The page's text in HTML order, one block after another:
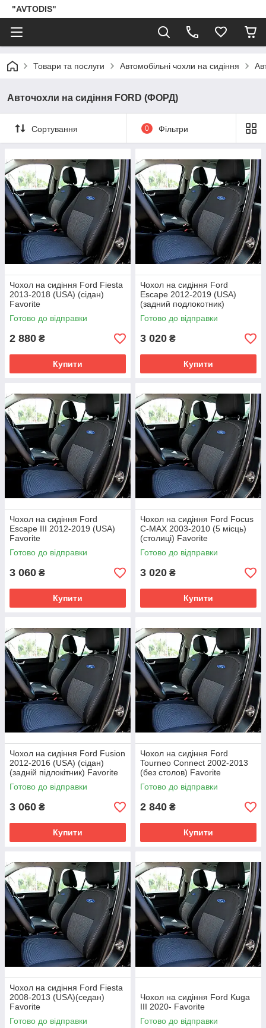
"AVTODIS"
Товари та послуги Автомобільні чохли на сидіння
Авточохли на сидіння FORD (ФОРД)
Сортування 0 Фільтри
Чохол на сидіння Ford Fiesta
2013-2018 (USA) (сідан)
Favorite
Готово до відправки
2 880 ₴
Купити
Чохол на сидіння Ford
Escape 2012-2019 (USA)
(задний подлокотник)
Favorite
Готово до відправки
3 020 ₴
Купити
Чохол на сидіння Ford
Escape III 2012-2019 (USA)
Favorite
Готово до відправки
3 060 ₴
Купити
Чохол на сидіння Ford Focus
C-MAX 2003-2010 (5 місць)
(столиці) Favorite
Готово до відправки
3 020 ₴
Купити
Чохол на сидіння Ford Fusion
2012-2016 (USA) (сідан)
(задній підлокітник) Favorite
Готово до відправки
3 060 ₴
Купити
Чохол на сидіння Ford
Tourneo Connect 2002-2013
(без столов) Favorite
Готово до відправки
2 840 ₴
Купити
Чохол на сидіння Ford Fiesta
2008-2013 (USA)(седан)
Favorite
Готово до відправки
Чохол на сидіння Ford Kuga
III 2020- Favorite
Готово до відправки